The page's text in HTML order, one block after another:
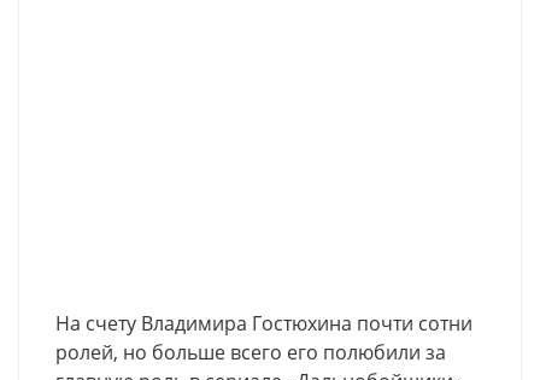
На счету Владимира Гостюхина почти сотни
ролей, но больше всего его полюбили за